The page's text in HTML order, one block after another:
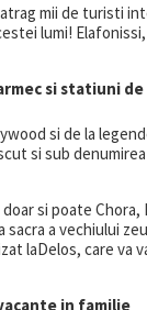
mii de turisti
lumi!
si statiuni de
si de la
si sub
si poate
a vechiului
laDelos, care va
in familie